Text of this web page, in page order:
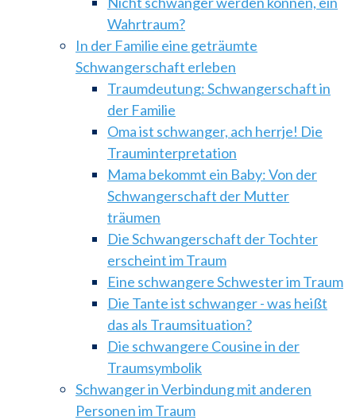
Wahrtraum?
In der Familie eine geträumte
Schwangerschaft erleben
Traumdeutung: Schwangerschaft in
der Familie
Oma ist schwanger, ach herrje! Die
Trauminterpretation
Mama bekommt ein Baby: Von der
Schwangerschaft der Mutter
träumen
Die Schwangerschaft der Tochter
erscheint im Traum
Eine schwangere Schwester im Traum
Die Tante ist schwanger - was heißt
das als Traumsituation?
Die schwangere Cousine in der
Traumsymbolik
Schwanger in Verbindung mit anderen
Personen im Traum